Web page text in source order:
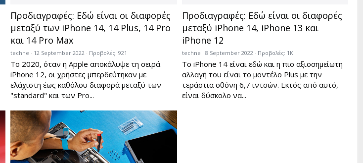
Προδιαγραφές: Εδώ είναι οι διαφορές
μεταξύ των iPhone 14, 14 Plus, 14 Pro
και 14 Pro Max
techne 12 September 2022 Προβολές: 921
Το 2020, όταν η Apple αποκάλυψε τη σειρά
iPhone 12, οι χρήστες μπερδεύτηκαν με
ελάχιστη έως καθόλου διαφορά μεταξύ των
"standard" και των Pro...
Προδιαγραφές: Εδώ είναι οι διαφορές
μεταξύ iPhone 14, iPhone 13 και
iPhone 12
techne 8 September 2022 Προβολές: 1K
Το iPhone 14 είναι εδώ και η πιο αξιοσημείωτη
αλλαγή του είναι το μοντέλο Plus με την
τεράστια οθόνη 6,7 ιντσών. Εκτός από αυτό,
είναι δύσκολο να...